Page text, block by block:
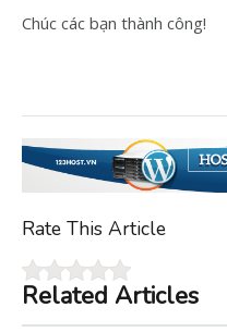
Chúc các bạn thành công!
Rate This Article
Related Articles